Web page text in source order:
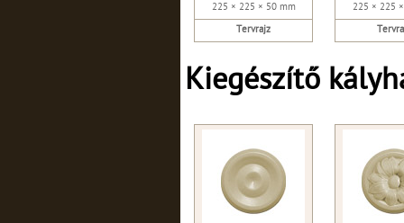
225 × 225 × 50 mm
Tervrajz
225 × 225
Kiegészítő